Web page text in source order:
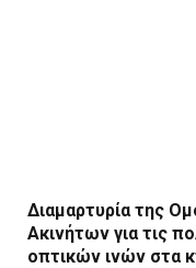
Διαμαρτυρία της
Ακινήτων για τις
οπτικών ινών στα